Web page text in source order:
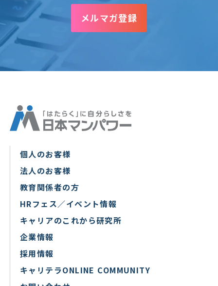
メルマガ登録
個人のお客様
法人のお客様
教育関係者の方
HRフェス／イベント情報
キャリアのこれから研究所
企業情報
採用情報
キャリテラONLINE COMMUNITY